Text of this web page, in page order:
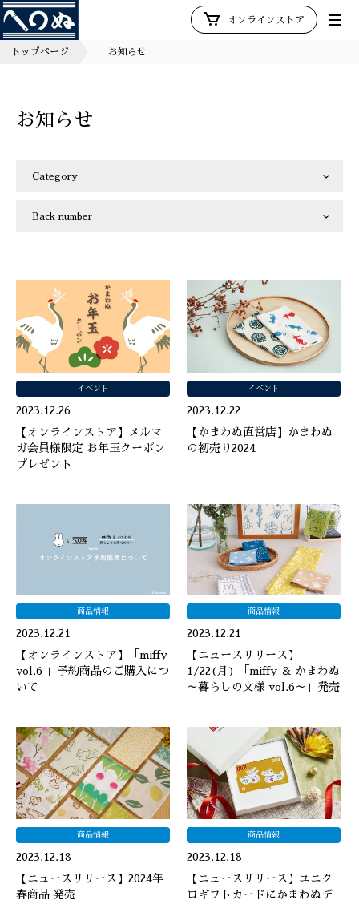
オンラインストア
トップページ お知らせ
お知らせ
Category
Back number
2023.12.26
イベント
【オンラインストア】メルマ
ガ会員様限定 お年玉クーポン
プレゼント
2023.12.22
イベント
【かまわぬ直営店】かまわぬ
の初売り2024
2023.12.21
商品情報
【オンラインストア】「miffy
vol.6 」予約商品のご購入につ
いて
2023.12.21
商品情報
【ニュースリリース】
1/22(月) 「miffy ＆ かまわぬ
～暮らしの文様 vol.6～」発売
2023.12.18
商品情報
【ニュースリリース】2024年
春商品 発売
2023.12.18
商品情報
【ニュースリリース】ユニク
ロギフトカードにかまわぬデ